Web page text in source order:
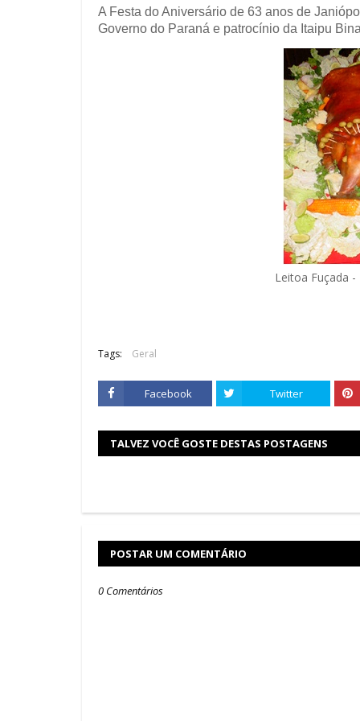
A Festa do Aniversário de 63 anos de
Governo do Paraná e patrocínio da Itaipu
Leitoa Fuçada
Tags: Geral
Facebook Twitter
TALVEZ VOCÊ GOSTE DESTAS POSTAGENS
POSTAR UM COMENTÁRIO
0 Comentários